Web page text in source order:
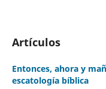
Artículos
Entonces, ahora y
escatología bíblica